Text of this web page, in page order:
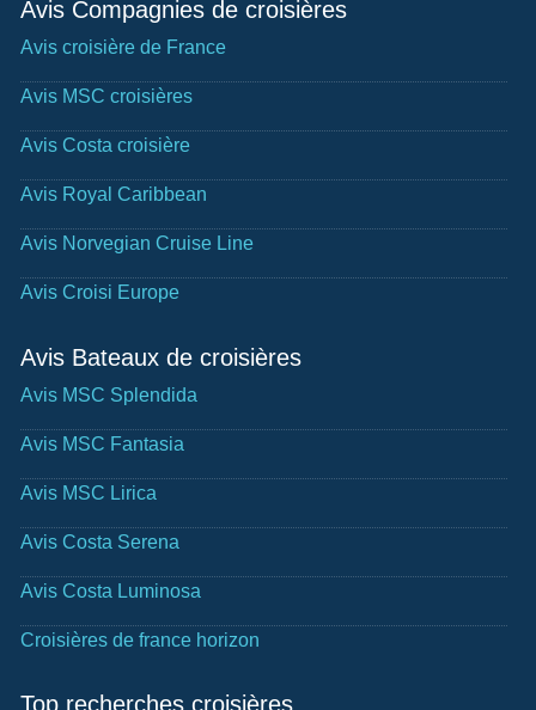
Avis Compagnies de croisières
Avis croisière de France
Avis MSC croisières
Avis Costa croisière
Avis Royal Caribbean
Avis Norvegian Cruise Line
Avis Croisi Europe
Avis Bateaux de croisières
Avis MSC Splendida
Avis MSC Fantasia
Avis MSC Lirica
Avis Costa Serena
Avis Costa Luminosa
Croisières de france horizon
Top recherches croisières